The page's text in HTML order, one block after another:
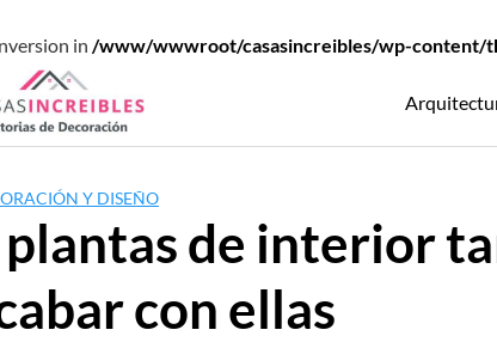
in /www/wwwroot/casasincreibles/wp-content/
Y DISEÑO
de interior
con ellas